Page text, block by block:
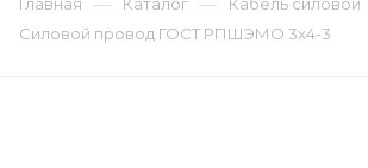
Силовой провод ГОСТ РПШЭМО 3х4-3